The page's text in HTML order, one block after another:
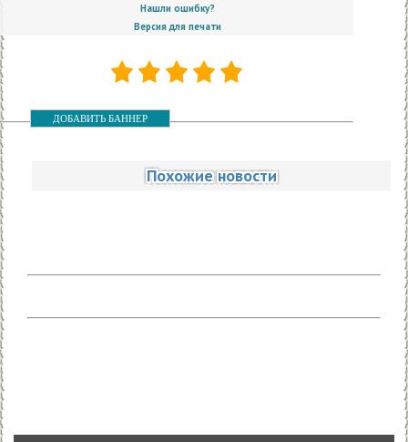
Нашли ошибку?
Версия для печати
ДОБАВИТЬ БАННЕР
Похожие новости